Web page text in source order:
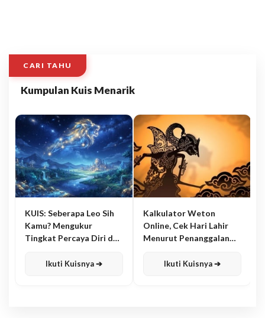
CARI TAHU
Kumpulan Kuis Menarik
KUIS: Seberapa Leo Sih
Kamu? Mengukur
Tingkat Percaya Diri dan
Ikuti Kuisnya ➔
Kalkulator Weton
Online, Cek Hari Lahir
Menurut Penanggalan
Ikuti Kuisnya ➔